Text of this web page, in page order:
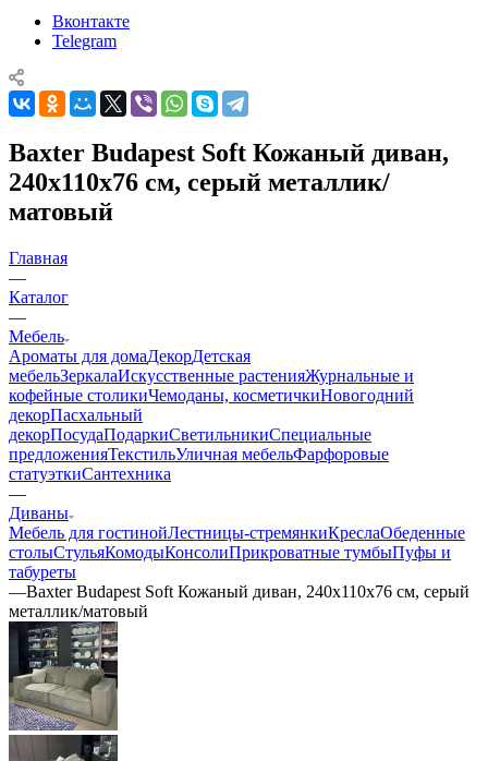
Вконтакте
Telegram
Baxter Budapest Soft Кожаный диван,
240х110х76 см, серый металлик/
матовый
Главная
—
Каталог
—
Мебель
Ароматы для домаДекорДетская
мебельЗеркалаИскусственные растенияЖурнальные и
кофейные столикиЧемоданы, косметичкиНовогодний
декорПасхальный
декорПосудаПодаркиСветильникиСпециальные
предложенияТекстильУличная мебельФарфоровые
статуэткиСантехника
—
Диваны
Мебель для гостинойЛестницы-стремянкиКреслаОбеденные
столыСтульяКомодыКонсолиПрикроватные тумбыПуфы и
табуреты
—Baxter Budapest Soft Кожаный диван, 240х110х76 см, серый
металлик/матовый